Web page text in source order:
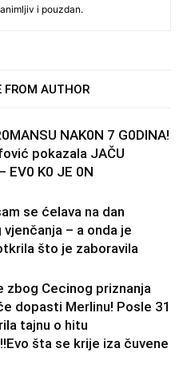
i pouzdan.
FROM AUTHOR
NAK0N 7 G0DlNA!
pokazala JAČU
EV0 K0 JE 0N
se ćelava na dan
– a onda je
što je zaboravila
zbog Cecinog priznanja
dopasti Merlinu! Posle 31
tajnu o hitu
šta se krije iza čuvene